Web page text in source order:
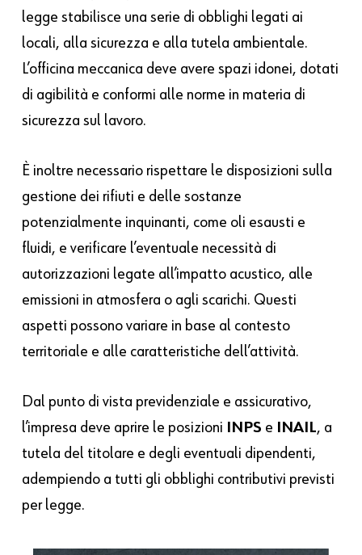
legge stabilisce una serie di obblighi legati ai
locali, alla sicurezza e alla tutela ambientale.
L’officina meccanica deve avere spazi idonei, dotati
di agibilità e conformi alle norme in materia di
sicurezza sul lavoro.
È inoltre necessario rispettare le disposizioni sulla
gestione dei rifiuti e delle sostanze
potenzialmente inquinanti, come oli esausti e
fluidi, e verificare l’eventuale necessità di
autorizzazioni legate all’impatto acustico, alle
emissioni in atmosfera o agli scarichi. Questi
aspetti possono variare in base al contesto
territoriale e alle caratteristiche dell’attività.
Dal punto di vista previdenziale e assicurativo,
l’impresa deve aprire le posizioni INPS e INAIL, a
tutela del titolare e degli eventuali dipendenti,
adempiendo a tutti gli obblighi contributivi previsti
per legge.